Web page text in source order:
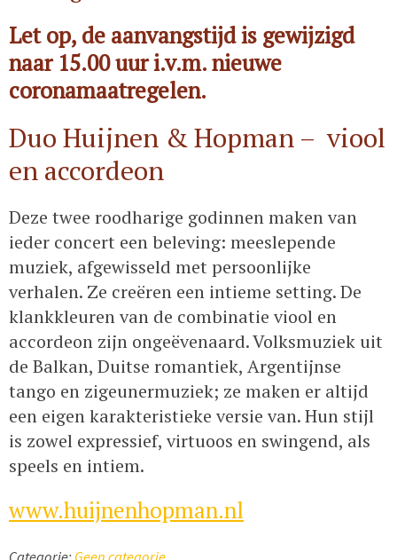
Let op, de aanvangstijd is gewijzigd
naar 15.00 uur i.v.m. nieuwe
coronamaatregelen.
Duo Huijnen & Hopman – viool
en accordeon
Deze twee roodharige godinnen maken van
ieder concert een beleving: meeslepende
muziek, afgewisseld met persoonlijke
verhalen. Ze creëren een intieme setting. De
klankkleuren van de combinatie viool en
accordeon zijn ongeëvenaard. Volksmuziek uit
de Balkan, Duitse romantiek, Argentijnse
tango en zigeunermuziek; ze maken er altijd
een eigen karakteristieke versie van. Hun stijl
is zowel expressief, virtuoos en swingend, als
speels en intiem.
www.huijnenhopman.nl